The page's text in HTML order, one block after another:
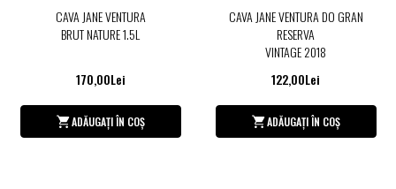
CAVA JANE VENTURA
BRUT NATURE 1.5L
170,00Lei
ADĂUGAȚI ÎN COȘ
CAVA JANE VENTURA DO GRAN
RESERVA
VINTAGE 2018
122,00Lei
ADĂUGAȚI ÎN COȘ